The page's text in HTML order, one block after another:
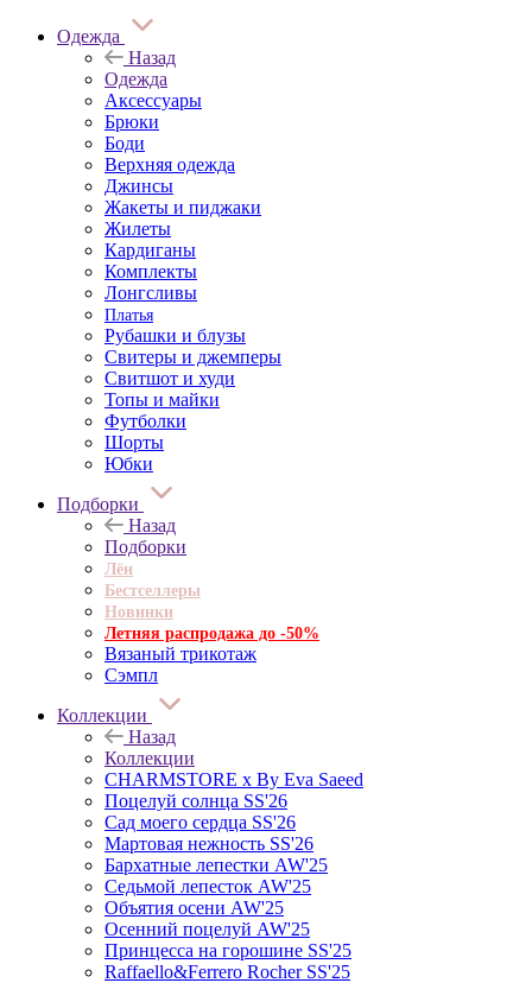
Одежда
Назад
Одежда
Аксессуары
Брюки
Боди
Верхняя одежда
Джинсы
Жакеты и пиджаки
Жилеты
Кардиганы
Комплекты
Лонгсливы
Платья
Рубашки и блузы
Свитеры и джемперы
Свитшот и худи
Топы и майки
Футболки
Шорты
Юбки
Подборки
Назад
Подборки
Лён
Бестселлеры
Новинки
Летняя распродажа до -50%
Вязаный трикотаж
Сэмпл
Коллекции
Назад
Коллекции
CHARMSTORE х By Eva Saeed
Поцелуй солнца SS'26
Сад моего сердца SS'26
Мартовая нежность SS'26
Бархатные лепестки AW'25
Седьмой лепесток AW'25
Объятия осени AW'25
Осенний поцелуй AW'25
Принцесса на горошине SS'25
Raffaello&Ferrero Rocher SS'25